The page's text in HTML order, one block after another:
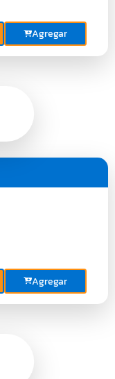
Agregar
Agregar